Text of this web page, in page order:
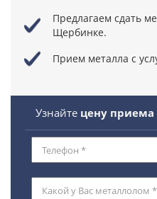
Предлагаем сдать
Щербинке.
Прием металла с
Узнайте цену